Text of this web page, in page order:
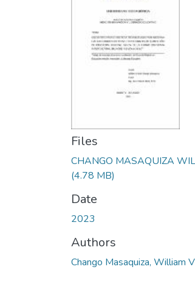
Files
CHANGO MASAQUIZA
(4.78 MB)
Date
2023
Authors
Chango Masaquiza, William